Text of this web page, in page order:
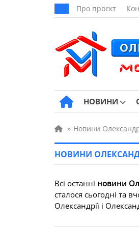
Про проєкт
НОВИНИ
» Новини
НОВИНИ
Всі останні новини
сталося сьогодні та
Олександрії і